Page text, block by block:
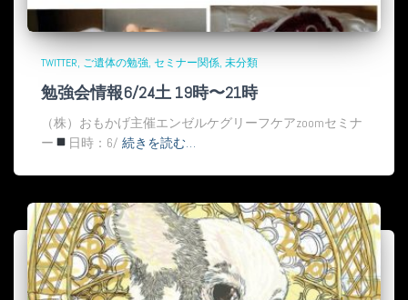
TWITTER ご遺体の勉強 セミナー関係 未分類
勉強会情報6/24土 19時〜21時
（株）おもかげ主催エンゼルケグリーフケアzoomセミナ
ー
日時：6/ 続きを読む…